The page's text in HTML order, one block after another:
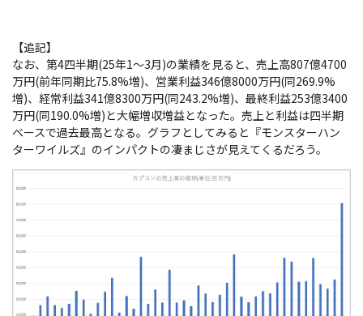
【追記】
なお、第4四半期(25年1～3月)の業績を見ると、売上高807億4700
万円(前年同期比75.8%増)、営業利益346億8000万円(同269.9%
増)、経常利益341億8300万円(同243.2%増)、最終利益253億3400
万円(同190.0%増)と大幅増収増益となった。売上と利益は四半期
ベースで過去最高となる。グラフとしてみると『モンスターハン
ターワイルズ』のインパクトの凄まじさが見えてくるだろう。